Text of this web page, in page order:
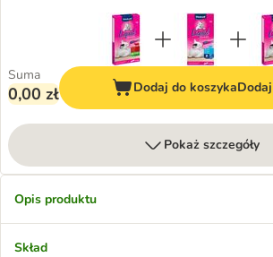
Suma
0,00 zł Dodaj do koszyka
Pokaż szczegóły
Opis produktu
Skład